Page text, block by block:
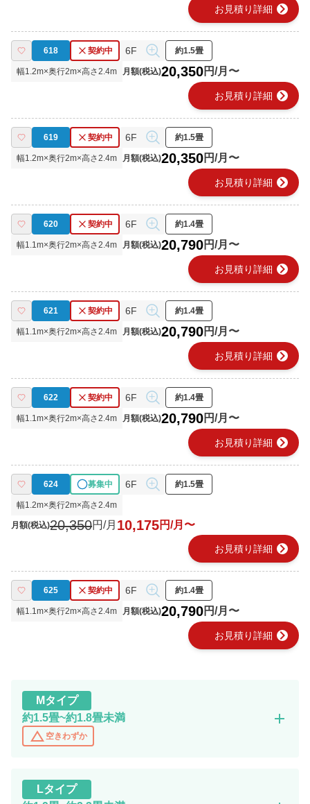
お見積り詳細 chevron_right
618 契約中 6F 約1.5畳
幅1.2m×奥行2m×高さ2.4m 月額(税込)20,350円/月〜
お見積り詳細 chevron_right
619 契約中 6F 約1.5畳
幅1.2m×奥行2m×高さ2.4m 月額(税込)20,350円/月〜
お見積り詳細 chevron_right
620 契約中 6F 約1.4畳
幅1.1m×奥行2m×高さ2.4m 月額(税込)20,790円/月〜
お見積り詳細 chevron_right
621 契約中 6F 約1.4畳
幅1.1m×奥行2m×高さ2.4m 月額(税込)20,790円/月〜
お見積り詳細 chevron_right
622 契約中 6F 約1.4畳
幅1.1m×奥行2m×高さ2.4m 月額(税込)20,790円/月〜
お見積り詳細 chevron_right
624 募集中 6F 約1.5畳
幅1.2m×奥行2m×高さ2.4m
月額(税込)20,350円/月 10,175円/月〜
お見積り詳細 chevron_right
625 契約中 6F 約1.4畳
幅1.1m×奥行2m×高さ2.4m 月額(税込)20,790円/月〜
お見積り詳細 chevron_right
Mタイプ
約1.5畳~約1.8畳未満
change_history 空きわずか
add
Lタイプ